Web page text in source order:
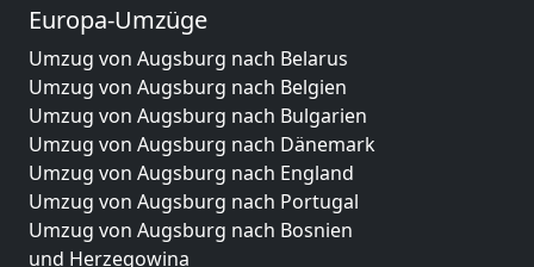
Europa-Umzüge
Umzug von Augsburg nach Belarus
Umzug von Augsburg nach Belgien
Umzug von Augsburg nach Bulgarien
Umzug von Augsburg nach Dänemark
Umzug von Augsburg nach England
Umzug von Augsburg nach Portugal
Umzug von Augsburg nach Bosnien
und Herzegowina